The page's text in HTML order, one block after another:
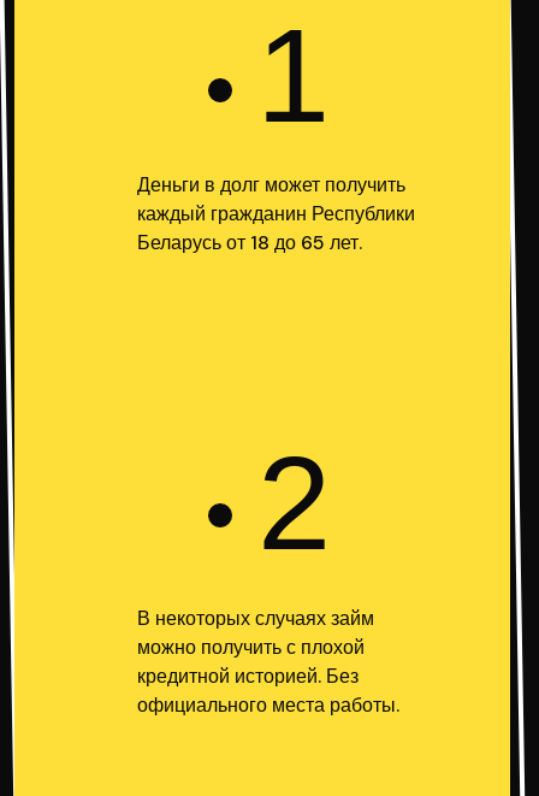
1
Деньги в долг может получить
каждый гражданин Республики
Беларусь от 18 до 65 лет.
2
В некоторых случаях займ
можно получить с плохой
кредитной историей. Без
официального места работы.